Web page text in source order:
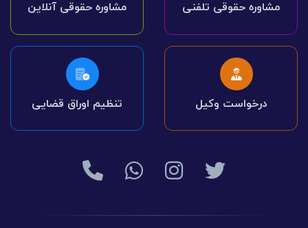
مشاوره حقوقی تلفنی مشاوره حقوقی آنلاین
درخواست وکیل تنظیم اوراق قضایی